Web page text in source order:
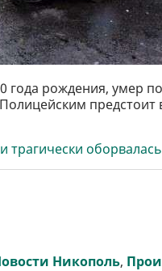
рождения, умер
предстоит
Никополь,